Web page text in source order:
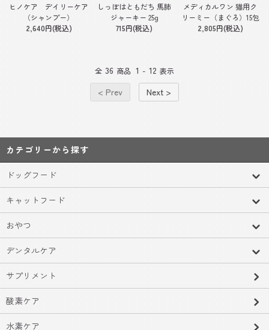
ヒノケア デイリーケア
（シャンプー）
2,640円(税込)
しっぽはともだち 馬肺
ジャーキー 25g
715円(税込)
メディカルワン 猫用ク
リーミー（まぐろ）15包
2,805円(税込)
全 36 商品 1 - 12 表示
< Prev Next >
カテゴリーから探す
ドッグフード
キャットフード
おやつ
デンタルケア
サプリメント
酸素ケア
水素ケア